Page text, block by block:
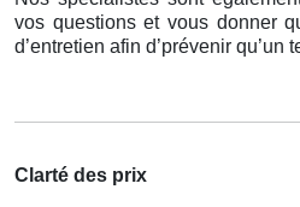
vos questions et vous donner
d’entretien afin d’prévenir qu’un
Clarté des prix